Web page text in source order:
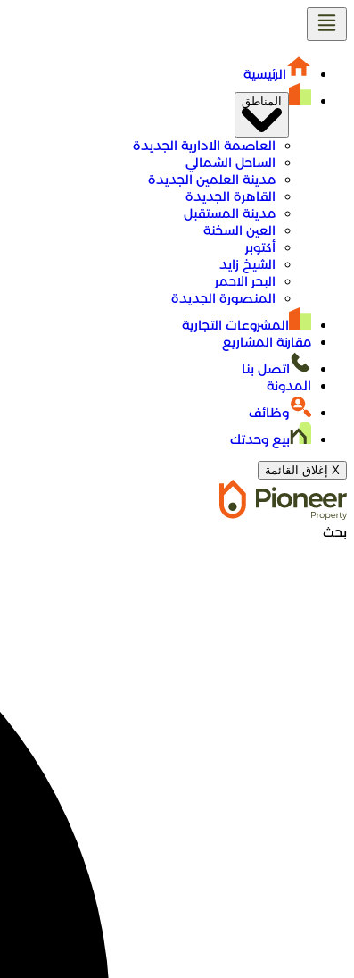
تخطى
إلى
الرئيسية
المناطق
العاصمة الادارية الجديدة
الساحل الشمالي
مدينة العلمين الجديدة
القاهرة الجديدة
مدينة المستقبل
العين السخنة
أكتوبر
الشيخ زايد
البحر الاحمر
المنصورة الجديدة
المشروعات التجارية
مقارنة المشاريع
اتصل بنا
المدونة
وظائف
بيع وحدتك
X إغلاق القائمة
بحث